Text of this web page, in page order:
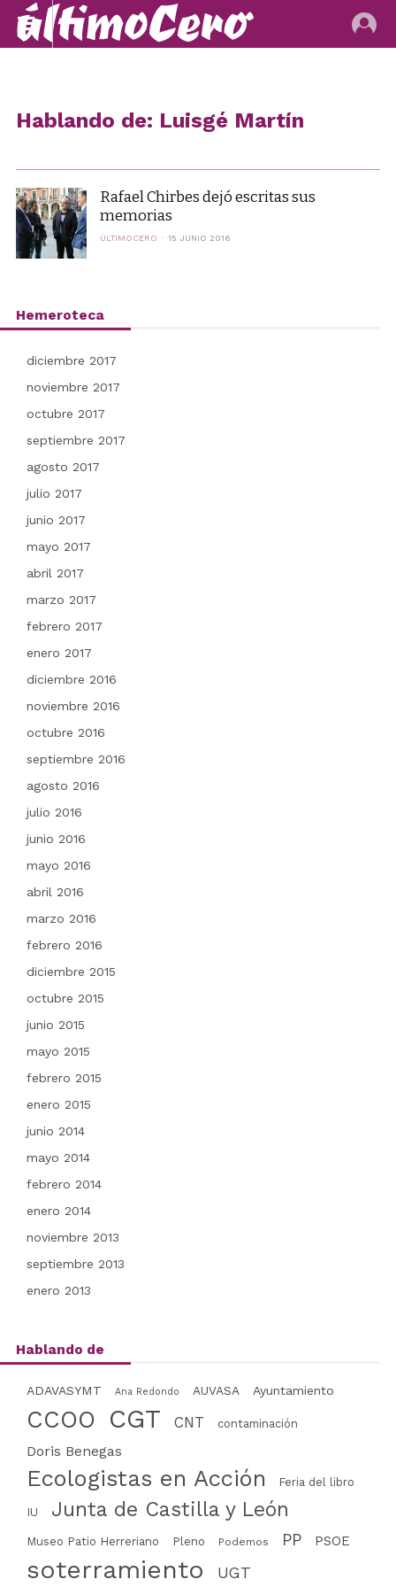
Hablando de: Luisgé Martín
Rafael Chirbes dejó escritas sus
memorias
ÚLTIMOCERO 15 JUNIO 2016
Hemeroteca
diciembre 2017
noviembre 2017
octubre 2017
septiembre 2017
agosto 2017
julio 2017
junio 2017
mayo 2017
abril 2017
marzo 2017
febrero 2017
enero 2017
diciembre 2016
noviembre 2016
octubre 2016
septiembre 2016
agosto 2016
julio 2016
junio 2016
mayo 2016
abril 2016
marzo 2016
febrero 2016
diciembre 2015
octubre 2015
junio 2015
mayo 2015
febrero 2015
enero 2015
junio 2014
mayo 2014
febrero 2014
enero 2014
noviembre 2013
septiembre 2013
enero 2013
Hablando de
ADAVASYMT Ana Redondo AUVASA Ayuntamiento
CCOO CGT CNT contaminación
Doris Benegas
Ecologistas en Acción Feria del libro
IU Junta de Castilla y León
Museo Patio Herreriano Pleno Podemos PP PSOE
soterramiento UGT